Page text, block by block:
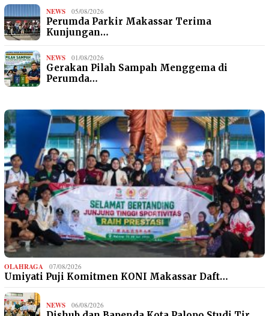
NEWS 05/08/2026
Perumda Parkir Makassar Terima
Kunjungan…
NEWS 01/08/2026
Gerakan Pilah Sampah Menggema di
Perumda…
OLAHRAGA 07/08/2026
Umiyati Puji Komitmen KONI Makassar Daft…
NEWS 06/08/2026